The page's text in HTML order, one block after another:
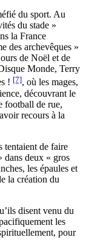
du sport. Au
du stade »
la France
des archevêques »
de Noël et de
Monde, Terry
! [7], où les mages,
découvrant le
football de rue,
recours à la
tentaient de faire
dans deux « gros
les épaules et
la création du
disent venu du
les
pour